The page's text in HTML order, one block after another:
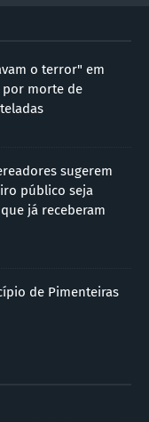
o terror" em
por morte de
sugerem
público seja
já receberam
de Pimenteiras